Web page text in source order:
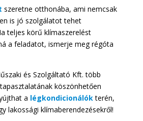
szeretne otthonába, ami nemcsak
is jó szolgálatot tehet
teljes körű klímaszerelést
a feladatot, ismerje meg régóta
és Szolgáltató Kft. több
köszönhetően
a légkondicionálók terén,
lakossági klímaberendezésekről!